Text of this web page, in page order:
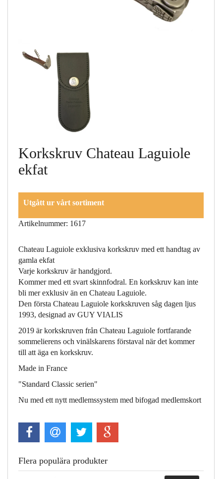
Korkskruv Chateau Laguiole
ekfat
Utgått ur vårt sortiment
Artikelnummer: 1617
Chateau Laguiole exklusiva korkskruv med ett handtag av
gamla ekfat
Varje korkskruv är handgjord.
Kommer med ett svart skinnfodral. En korkskruv kan inte
bli mer exklusiv än en Chateau Laguiole.
Den första Chateau Laguiole korkskruven såg dagen ljus
1993, designad av GUY VIALIS
2019 är korkskruven från Chateau Laguiole fortfarande
sommelierens och vinälskarens förstaval när det kommer
till att äga en korkskruv.
Made in France
"Standard Classic serien"
Nu med ett nytt medlemssystem med bifogad medlemskort
Flera populära produkter